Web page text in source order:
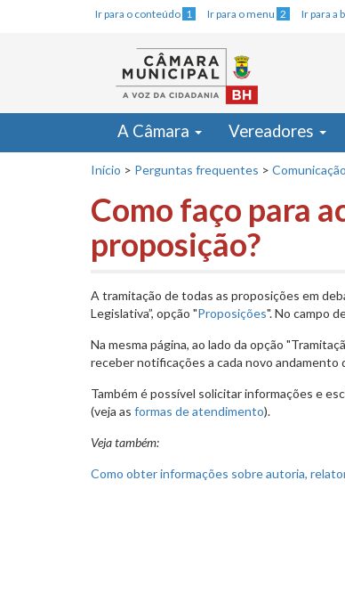
Ir para o conteúdo 1 Ir para o menu 2 Ir para a
A Câmara Vereadores
Início > Perguntas frequentes >
Como faço para
proposição?
A tramitação de todas as proposições em
Legislativa”, opção "Proposições". No campo
Na mesma página, ao lado da opção
receber notificações a cada novo andamento
Também é possível solicitar informações e
(veja as formas de atendimento).
Veja também:
Como obter informações sobre autoria,